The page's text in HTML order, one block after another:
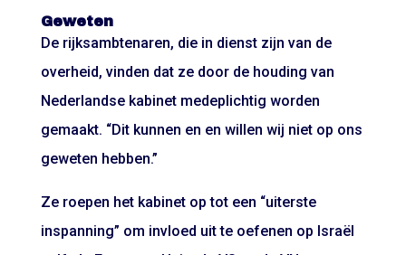
Geweten
De rijksambtenaren, die in dienst zijn van de
overheid, vinden dat ze door de houding van
Nederlandse kabinet medeplichtig worden
gemaakt. “Dit kunnen en en willen wij niet op ons
geweten hebben.”
Ze roepen het kabinet op tot een “uiterste
inspanning” om invloed uit te oefenen op Israël